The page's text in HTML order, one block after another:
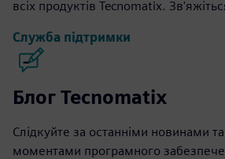
всіх продуктів Tecnomatix.
Служба підтримки
Блог Tecnomatix
Слідкуйте за останніми новинами
моментами програмного